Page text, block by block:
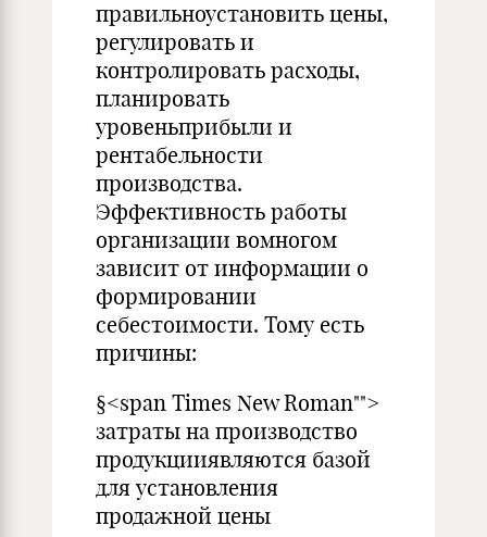
правильноустановить цены,
регулировать и
контролировать расходы,
планировать
уровеньприбыли и
рентабельности
производства.
Эффективность работы
организации вомногом
зависит от информации о
формировании
себестоимости. Тому есть
причины:
§<span Times New Roman"">
затраты на производство
продукцииявляются базой
для установления
продажной цены